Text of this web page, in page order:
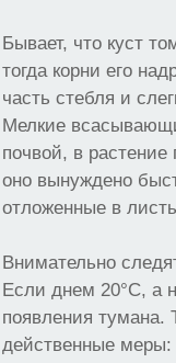
Бывает, что куст
тогда корни его
часть стебля и
Мелкие
почвой, в
оно вынуждено
отложенные в
Внимательно
Если днем 20°С, а
появления тумана.
действенные